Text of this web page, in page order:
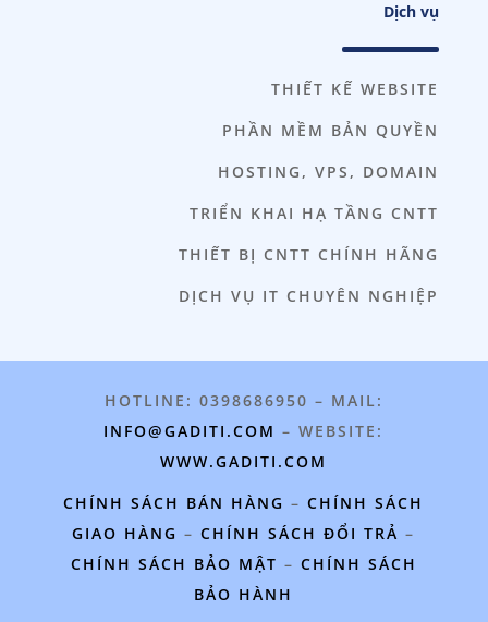
Dịch vụ
THIẾT KẾ WEBSITE
PHẦN MỀM BẢN QUYỀN
HOSTING, VPS, DOMAIN
TRIỂN KHAI HẠ TẦNG CNTT
THIẾT BỊ CNTT CHÍNH HÃNG
DỊCH VỤ IT CHUYÊN NGHIỆP
HOTLINE: 0398686950 – MAIL:
INFO@GADITI.COM – WEBSITE:
WWW.GADITI.COM
CHÍNH SÁCH BÁN HÀNG –CHÍNH SÁCH
GIAO HÀNG –CHÍNH SÁCH ĐỔI TRẢ –
CHÍNH SÁCH BẢO MẬT – CHÍNH SÁCH
BẢO HÀNH